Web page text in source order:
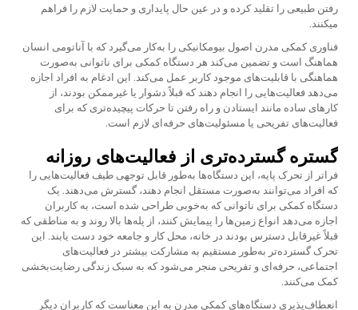
رفتن طبیعی را تقلید کرده و در عین حال پایداری و حمایت لازم را فراهم
میکنند.
فناوری کمکی مدرن اصول بیومکانیکی را به‌کار می‌گیرد که با آناتومی انسان
هماهنگ است و تضمین می‌کند هر دستگاه کمکی برای ناتوانی به‌صورت
هماهنگی با قابلیت‌های موجود کاربر عمل می‌کند. این ادغام به افراد اجازه
می‌دهد فعالیت‌هایی را انجام دهند که قبلاً دشوار یا غیرممکن بودند، از
کارهای ساده مانند ایستادن و راه رفتن تا حرکات پیچیده‌تری که برای
فعالیت‌های تفریحی یا مسئولیت‌های حرفه‌ای لازم است.
گستره گسترده‌تری از فعالیت‌های روزانه
فراتر از تحرک پایه، این دستگاه‌ها به‌طور قابل توجهی طیف فعالیت‌هایی را
که افراد می‌توانند به‌صورت مستقل انجام دهند، گسترش می‌دهند. یک
دستگاه کمکی برای ناتوانی که به‌خوبی طراحی شده است، به کاربران
اجازه می‌دهد انواع زمین‌ها را پیمایش کنند، از پله‌ها بالا روند و به مناطقی که
قبلاً غیرقابل دسترس بودند در خانه، محل کار و جامعه خود دست یابند. این
تحرک گسترده‌تر به‌طور مستقیم به مشارکت بیشتر در فعالیت‌های
اجتماعی، حرفه‌ای و تفریحی منجر می‌شود که به سبک زندگی رضایت‌بخشی
کمک می‌کنند.
انعطاف‌پذیری دستگاه‌های کمکی مدرن به این معناست که کاربران دیگر